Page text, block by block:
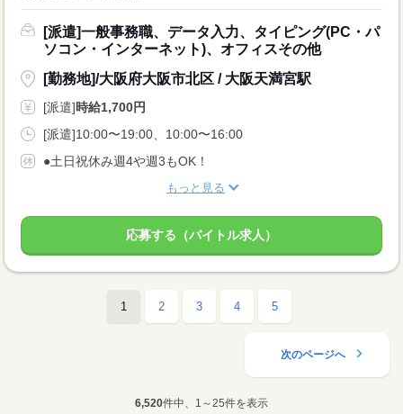
[派遣]一般事務職、データ入力、タイピング(PC・パ
ソコン・インターネット)、オフィスその他
[勤務地]/大阪府大阪市北区 / 大阪天満宮駅
[派遣]時給1,700円
[派遣]10:00〜19:00、10:00〜16:00
●土日祝休み週4や週3もOK！
もっと見る
応募する（バイトル求人）
1 2 3 4 5
次のページへ
6,520件中、1～25件を表示